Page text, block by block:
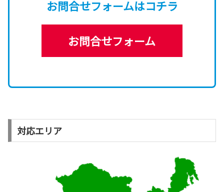
お問合せフォームはコチラ
お問合せフォーム
対応エリア